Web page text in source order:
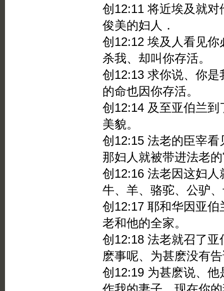
创12:11 将近埃及就
俊美的妇人．
创12:12 埃及人看见
杀我、却叫你存活。
创12:13 求你说、你
的命也因你存活。
创12:14 及至亚伯兰
美貌。
创12:15 法老的臣宰
那妇人就被带进法老
创12:16 法老因这妇
牛、羊、骆驼、公驴
创12:17 耶和华因亚
老和他的全家。
创12:18 法老就召了
麽事呢、为甚麽没有
创12:19 为甚麽说、